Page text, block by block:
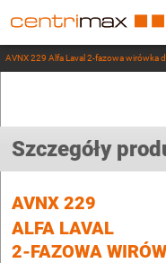
AVNX 229 Alfa Laval 2-fazowa wirówka
Szczegóły
AVNX 229
ALFA LAVAL
2-FAZOWA